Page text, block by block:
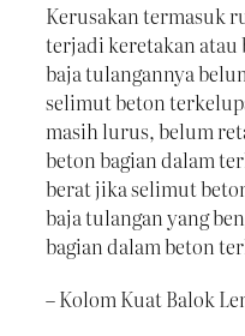
Kerusakan termasuk
terjadi keretakan atau
baja tulangannya
selimut beton
masih lurus, belum
beton bagian dalam
berat jika selimut
baja tulangan yang
bagian dalam beton
– Kolom Kuat Balok